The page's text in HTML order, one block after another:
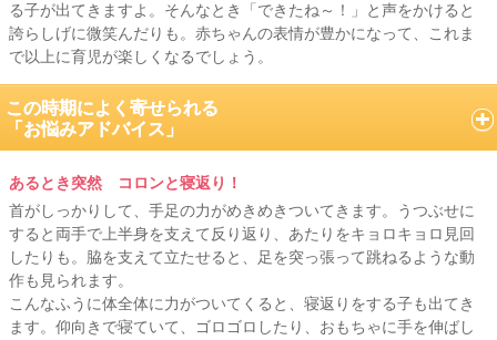
る子が出てきますよ。そんなとき「できたね～！」と声をかけると
誇らしげに微笑んだりも。赤ちゃんの表情が豊かになって、これま
で以上に育児が楽しくなるでしょう。
この時期によく寄せられる
「お悩みアドバイス」
あるとき突然 コロンと寝返り！
首がしっかりして、手足の力がめきめきついてきます。うつぶせに
すると両手で上半身を支えて反り返り、あたりをキョロキョロ見回
したりも。脇を支えて立たせると、足を突っ張って跳ねるような動
作も見られます。
こんなふうに体全体に力がついてくると、寝返りをする子も出てき
ます。仰向きで寝ていて、ゴロゴロしたり、おもちゃに手を伸ばし